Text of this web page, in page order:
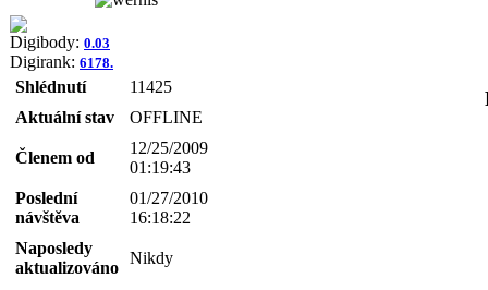
Digibody: 0.03
Digirank: 6178.
Shlédnutí
11425
Aktuální stav
OFFLINE
Členem od
12/25/2009
01:19:43
Poslední
návštěva
01/27/2010
16:18:22
Naposledy
aktualizováno
Nikdy